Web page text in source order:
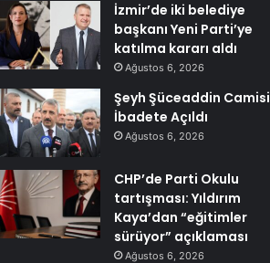
İzmir’de iki belediye
başkanı Yeni Parti’ye
katılma kararı aldı
Ağustos 6, 2026
Şeyh Şüceaddin Camisi
İbadete Açıldı
Ağustos 6, 2026
CHP’de Parti Okulu
tartışması: Yıldırım
Kaya’dan “eğitimler
sürüyor” açıklaması
Ağustos 6, 2026